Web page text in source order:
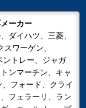
ーカー
ダイハツ、三菱、
ワーゲン、
トレー、ジャガ
ンマーチン、キャ
フォード、クライ
フェラーリ、ラン